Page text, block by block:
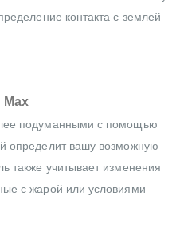
контакта с землей
Max
подуманными с помощью
определит вашу возможную
также учитывает изменения
с жарой или условиями